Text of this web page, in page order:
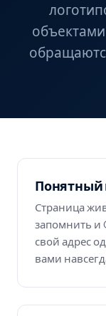
Понятный
Страница
запомнить и
свой адрес
вами